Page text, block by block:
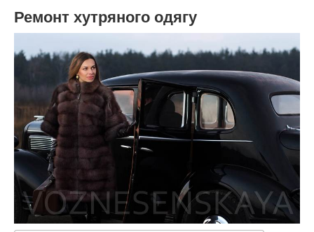
Ремонт хутряного одягу